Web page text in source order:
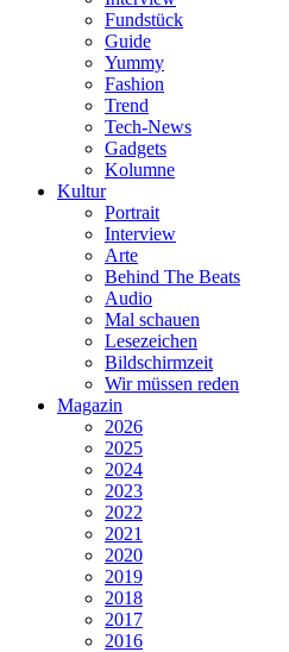
Fundstück
Guide
Yummy
Fashion
Trend
Tech-News
Gadgets
Kolumne
Kultur
Portrait
Interview
Arte
Behind The Beats
Audio
Mal schauen
Lesezeichen
Bildschirmzeit
Wir müssen reden
Magazin
2026
2025
2024
2023
2022
2021
2020
2019
2018
2017
2016